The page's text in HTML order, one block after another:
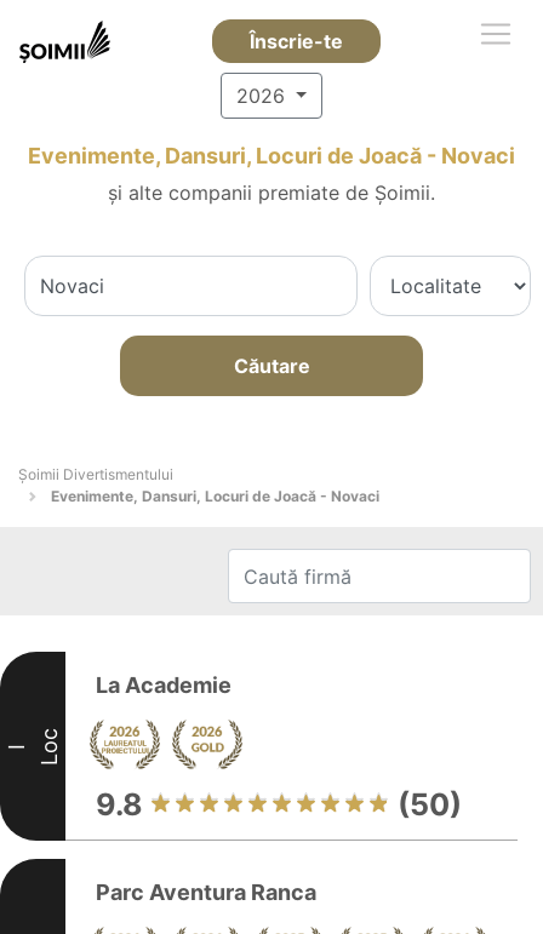
Înscrie-te
2026
Evenimente, Dansuri, Locuri de Joacă - Novaci
și alte companii premiate de Șoimii.
Căutare
Şoimii Divertismentului
Evenimente, Dansuri, Locuri de Joacă - Novaci
I Loc
La Academie
9.8 (50)
Parc Aventura Ranca